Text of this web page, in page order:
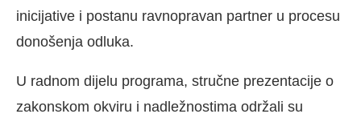
inicijative i postanu ravnopravan partner u procesu
donošenja odluka.
U radnom dijelu programa, stručne prezentacije o
zakonskom okviru i nadležnostima održali su